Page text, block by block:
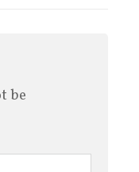
be